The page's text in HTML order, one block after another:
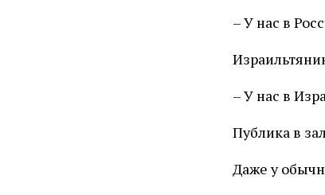
– У нас в
– У нас в
Публика в
Даже у